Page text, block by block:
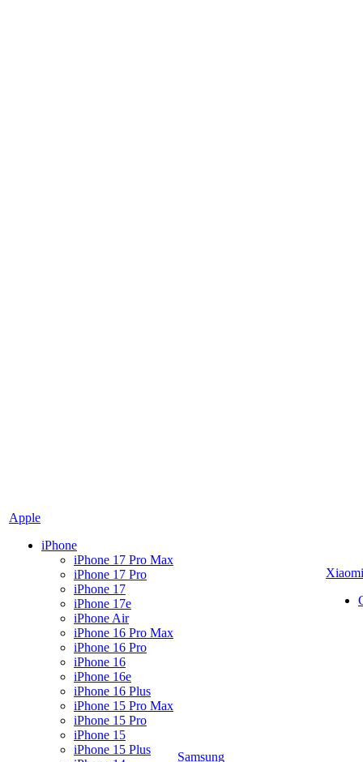
Apple
iPhone
iPhone 17 Pro Max
iPhone 17 Pro
iPhone 17
iPhone 17e
iPhone Air
iPhone 16 Pro Max
iPhone 16 Pro
iPhone 16
iPhone 16e
iPhone 16 Plus
iPhone 15 Pro Max
iPhone 15 Pro
iPhone 15
iPhone 15 Plus
Samsung
Xiaomi